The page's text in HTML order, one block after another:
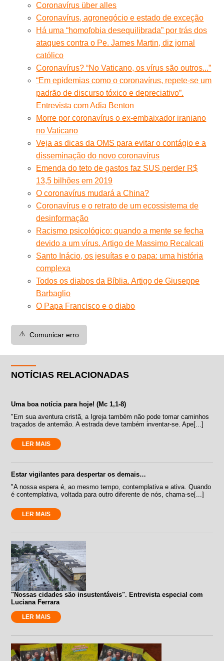
Coronavírus über alles
Coronavírus, agronegócio e estado de exceção
Há uma “homofobia desequilibrada” por trás dos
ataques contra o Pe. James Martin, diz jornal
católico
Coronavírus? “No Vaticano, os vírus são outros...”
“Em epidemias como o coronavírus, repete-se um
padrão de discurso tóxico e depreciativo”.
Entrevista com Adia Benton
Morre por coronavírus o ex-embaixador iraniano
no Vaticano
Veja as dicas da OMS para evitar o contágio e a
disseminação do novo coronavírus
Emenda do teto de gastos faz SUS perder R$
13,5 bilhões em 2019
O coronavírus mudará a China?
Coronavírus e o retrato de um ecossistema de
desinformação
Racismo psicológico: quando a mente se fecha
devido a um vírus. Artigo de Massimo Recalcati
Santo Inácio, os jesuítas e o papa: uma história
complexa
Todos os diabos da Bíblia. Artigo de Giuseppe
Barbaglio
O Papa Francisco e o diabo
⚠️ Comunicar erro
NOTÍCIAS RELACIONADAS
Uma boa notícia para hoje! (Mc 1,1-8)
"Em sua aventura cristã, a Igreja também não pode tomar caminhos
traçados de antemão. A estrada deve também inventar-se. Ape[...]
LER MAIS
Estar vigilantes para despertar os demais…
"A nossa espera é, ao mesmo tempo, contemplativa e ativa. Quando
é contemplativa, voltada para outro diferente de nós, chama-se[...]
LER MAIS
"Nossas cidades são insustentáveis". Entrevista especial com
Luciana Ferrara
LER MAIS